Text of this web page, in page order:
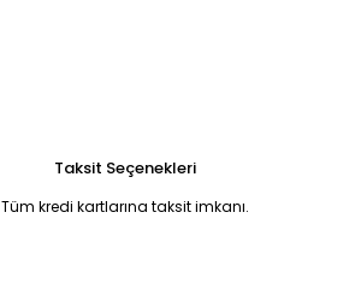
Taksit Seçenekleri
Tüm kredi kartlarına taksit imkanı.